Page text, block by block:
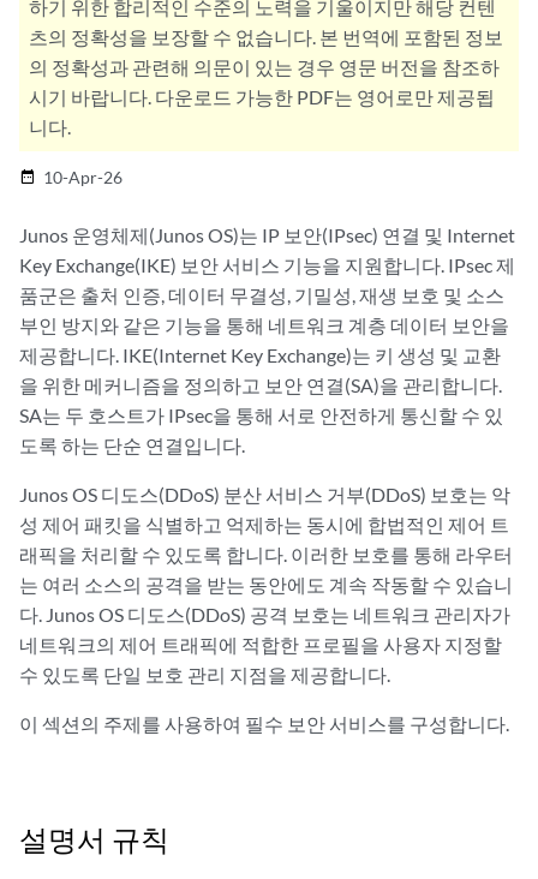
하기 위한 합리적인 수준의 노력을 기울이지만 해당 컨텐
츠의 정확성을 보장할 수 없습니다. 본 번역에 포함된 정보
의 정확성과 관련해 의문이 있는 경우 영문 버전을 참조하
시기 바랍니다. 다운로드 가능한 PDF는 영어로만 제공됩
니다.
date_range 10-Apr-26
Junos 운영체제(Junos OS)는 IP 보안(IPsec) 연결 및 Internet
Key Exchange(IKE) 보안 서비스 기능을 지원합니다. IPsec 제
품군은 출처 인증, 데이터 무결성, 기밀성, 재생 보호 및 소스
부인 방지와 같은 기능을 통해 네트워크 계층 데이터 보안을
제공합니다. IKE(Internet Key Exchange)는 키 생성 및 교환
을 위한 메커니즘을 정의하고 보안 연결(SA)을 관리합니다.
SA는 두 호스트가 IPsec을 통해 서로 안전하게 통신할 수 있
도록 하는 단순 연결입니다.
Junos OS 디도스(DDoS) 분산 서비스 거부(DDoS) 보호는 악
성 제어 패킷을 식별하고 억제하는 동시에 합법적인 제어 트
래픽을 처리할 수 있도록 합니다. 이러한 보호를 통해 라우터
는 여러 소스의 공격을 받는 동안에도 계속 작동할 수 있습니
다. Junos OS 디도스(DDoS) 공격 보호는 네트워크 관리자가
네트워크의 제어 트래픽에 적합한 프로필을 사용자 지정할
수 있도록 단일 보호 관리 지점을 제공합니다.
이 섹션의 주제를 사용하여 필수 보안 서비스를 구성합니다.
설명서 규칙